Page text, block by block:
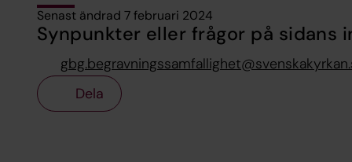
Senast ändrad 7 februari 2024
Synpunkter eller frågor på sidans
Dela